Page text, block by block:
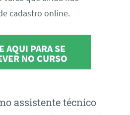
cadastro online.
AQUI PARA SE
NO CURSO
assistente técnico